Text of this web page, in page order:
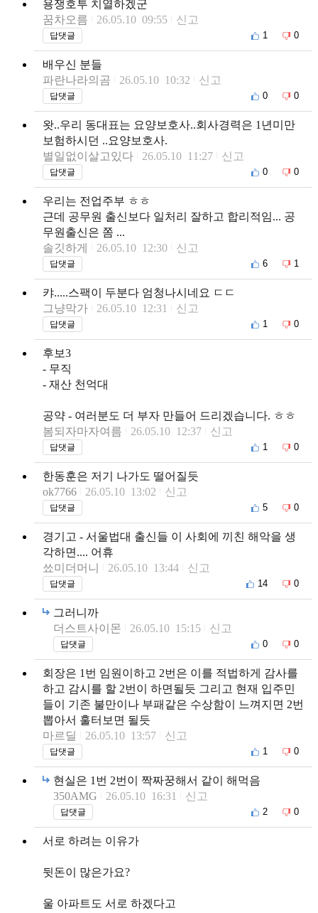
용쟁호투 치열하겠군
꿈차오름
26.05.10 09:55 신고
답댓글 1 0
배우신 분들
파란나라의곰
26.05.10 10:32 신고
답댓글 0 0
왓..우리 동대표는 요양보호사..회사경력은 1년미만
보험하시던 ..요양보호사.
별일없이살고있다
26.05.10 11:27 신고
답댓글 0 0
우리는 전업주부 ㅎㅎ
근데 공무원 출신보다 일처리 잘하고 합리적임... 공
무원출신은 쫌 ...
솔깃하게
26.05.10 12:30 신고
답댓글 6 1
캬.....스팩이 두분다 엄청나시네요 ㄷㄷ
그냥막가
26.05.10 12:31 신고
답댓글 1 0
후보3
- 무직
- 재산 천억대
공약 - 여러분도 더 부자 만들어 드리겠습니다. ㅎㅎ
봄되자마자여름
26.05.10 12:37 신고
답댓글 1 0
한동훈은 저기 나가도 떨어질듯
ok7766
26.05.10 13:02 신고
답댓글 5 0
경기고 - 서울법대 출신들 이 사회에 끼친 해악을 생
각하면.... 어휴
쑈미더머니
26.05.10 13:44 신고
답댓글 14 0
그러니까
더스트사이몬
26.05.10 15:15 신고
답댓글 0 0
회장은 1번 임원이하고 2번은 이를 적법하게 감사를
하고 감시를 할 2번이 하면될듯 그리고 현재 입주민
들이 기존 불만이나 부패같은 수상함이 느껴지면 2번
뽑아서 훌터보면 될듯
마르딜
26.05.10 13:57 신고
답댓글 1 0
현실은 1번 2번이 짝짜꿍해서 같이 해먹음
350AMG
26.05.10 16:31 신고
답댓글 2 0
서로 하려는 이유가
뒷돈이 많은가요?
울 아파트도 서로 하겠다고